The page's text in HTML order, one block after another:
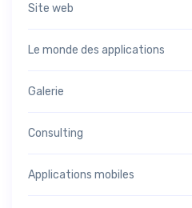
Site web
Le monde des applications
Galerie
Consulting
Applications mobiles